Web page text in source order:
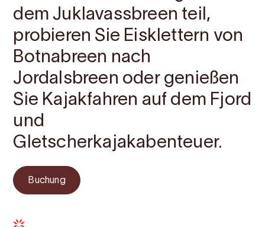
dem Juklavassbreen teil,
probieren Sie Eisklettern von
Botnabreen nach
Jordalsbreen oder genießen
Sie Kajakfahren auf dem Fjord
und
Gletscherkajakabenteuer.
Buchung